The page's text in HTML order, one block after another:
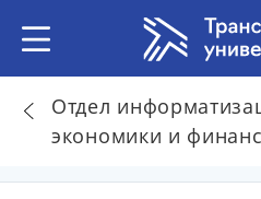
Отдел
экономики и